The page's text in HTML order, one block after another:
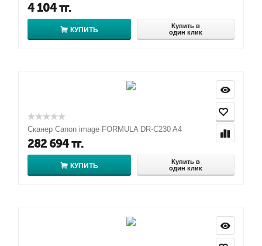
4 104тг.
КУПИТЬ
Купить в
один клик
Сканер Canon image FORMULA DR-C230 A4
282 694тг.
КУПИТЬ
Купить в
один клик